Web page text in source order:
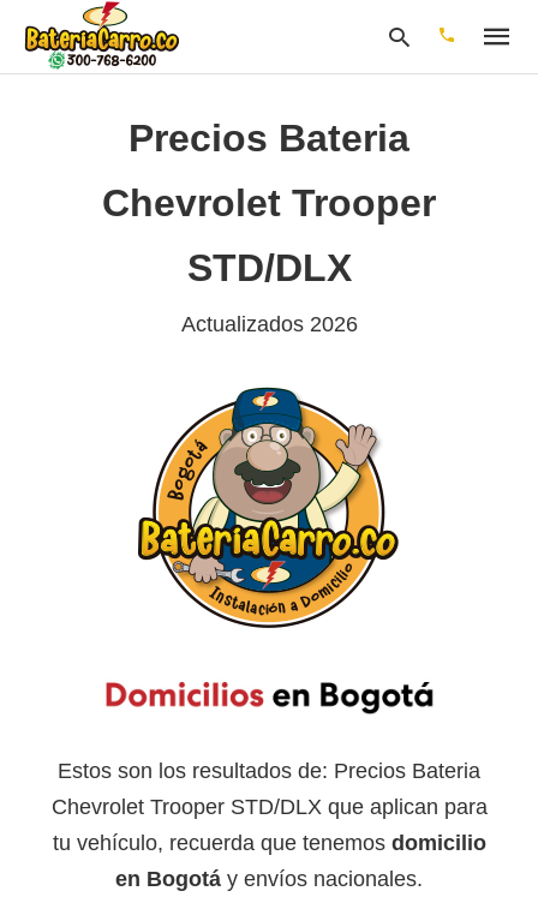
Precios Bateria
Chevrolet Trooper
STD/DLX
Actualizados 2026
Estos son los resultados de: Precios Bateria
Chevrolet Trooper STD/DLX que aplican para
tu vehículo, recuerda que tenemos domicilio
en Bogotá y envíos nacionales.